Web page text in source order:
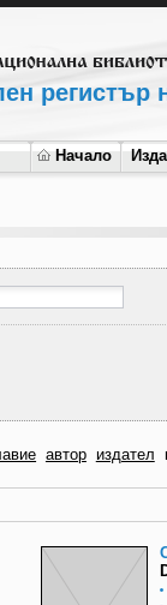
регистър
Начало
автор издател